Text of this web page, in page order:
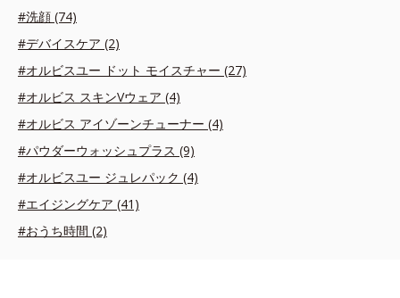
#洗顔 (74)
#デバイスケア (2)
#オルビスユー ドット モイスチャー (27)
#オルビス スキンVウェア (4)
#オルビス アイゾーンチューナー (4)
#パウダーウォッシュプラス (9)
#オルビスユー ジュレパック (4)
#エイジングケア (41)
#おうち時間 (2)